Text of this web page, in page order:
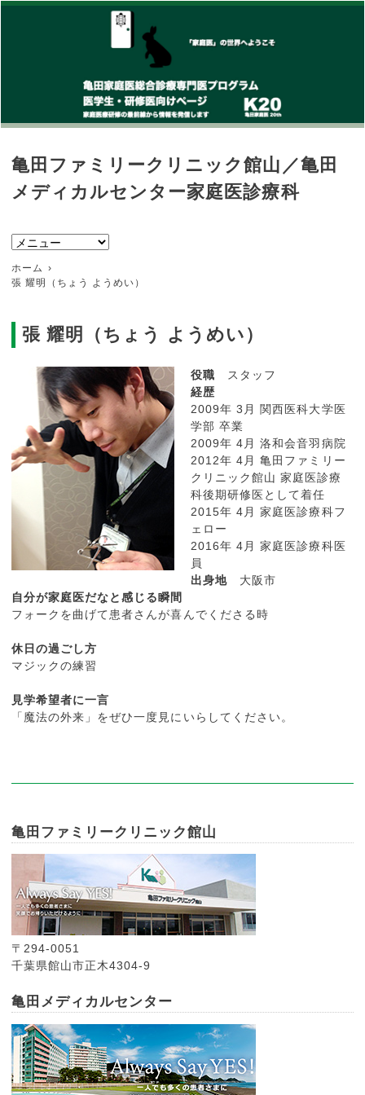
亀田ファミリークリニック館山／亀田
メディカルセンター家庭医診療科
ホーム
張 耀明（ちょう ようめい）
張 耀明（ちょう ようめい）
役職 スタッフ
経歴
2009年 3月 関西医科大学医
学部 卒業
2009年 4月 洛和会音羽病院
2012年 4月 亀田ファミリー
クリニック館山 家庭医診療
科後期研修医として着任
2015年 4月 家庭医診療科フ
ェロー
2016年 4月 家庭医診療科医
員
出身地 大阪市
自分が家庭医だなと感じる瞬間
フォークを曲げて患者さんが喜んでくださる時
休日の過ごし方
マジックの練習
見学希望者に一言
「魔法の外来」をぜひ一度見にいらしてください。
亀田ファミリークリニック館山
〒294-0051
千葉県館山市正木4304-9
亀田メディカルセンター